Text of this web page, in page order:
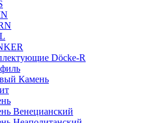
Döcke-R
Камень
Венецианский